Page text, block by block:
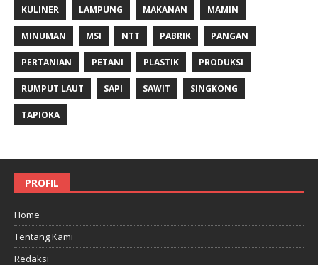
KULINER LAMPUNG MAKANAN MAMIN
MINUMAN MSI NTT PABRIK PANGAN
PERTANIAN PETANI PLASTIK PRODUKSI
RUMPUT LAUT SAPI SAWIT SINGKONG
TAPIOKA
PROFIL
Home
Tentang Kami
Redaksi